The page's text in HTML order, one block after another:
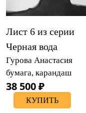
Лист 6 из серии
Черная вода
Гурова Анастасия
бумага, карандаш
38 500 ₽
КУПИТЬ